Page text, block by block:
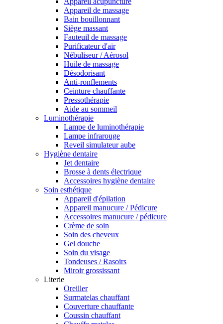
Appareil de massage
Bain bouillonnant
Siège massant
Fauteuil de massage
Purificateur d'air
Nébuliseur / Aérosol
Huile de massage
Désodorisant
Anti-ronflements
Ceinture chauffante
Pressothérapie
Aide au sommeil
Luminothérapie
Lampe de luminothérapie
Lampe infrarouge
Reveil simulateur aube
Hygiène dentaire
Jet dentaire
Brosse à dents électrique
Accessoires hygiène dentaire
Soin esthétique
Appareil d'épilation
Appareil manucure / Pédicure
Accessoires manucure / pédicure
Crème de soin
Soin des cheveux
Gel douche
Soin du visage
Tondeuses / Rasoirs
Miroir grossissant
Literie
Oreiller
Surmatelas chauffant
Couverture chauffante
Coussin chauffant